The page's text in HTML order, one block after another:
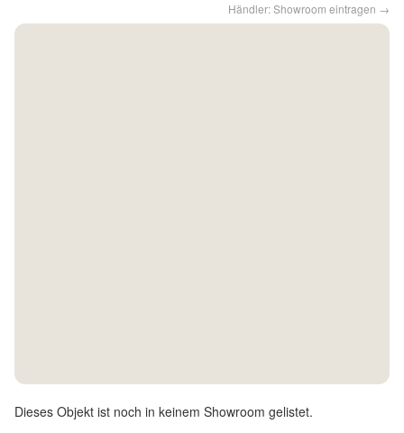
Kontakt
English
Händler: Showroom eintragen →
Dieses Objekt ist noch in keinem Showroom gelistet.